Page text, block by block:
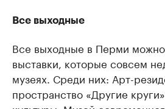
Все выходные
Все выходные в Перми
выставки, которые совсем
музеях. Среди них: Арт-
пространство «Другие